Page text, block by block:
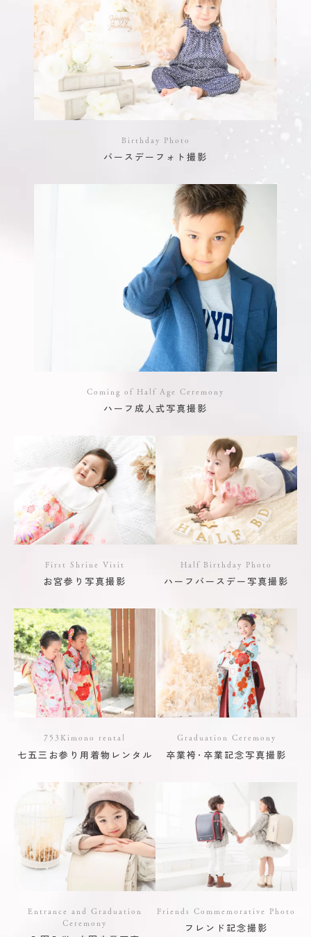
Birthday Photo
バースデーフォト撮影
Coming of Half Age Ceremony
ハーフ成人式写真撮影
First Shrine Visit
お宮参り写真撮影
Half Birthday Photo
ハーフバースデー写真撮影
753Kimono rental
七五三お参り用着物レンタル
Graduation Ceremony
卒業袴･卒業記念写真撮影
Entrance and Graduation
Ceremony
Friends Commemorative Photo
フレンド記念撮影